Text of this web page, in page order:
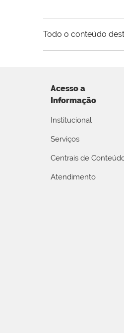
Todo o conteúdo
Acesso a
Informação
Institucional
Serviços
Centrais de
Atendimento